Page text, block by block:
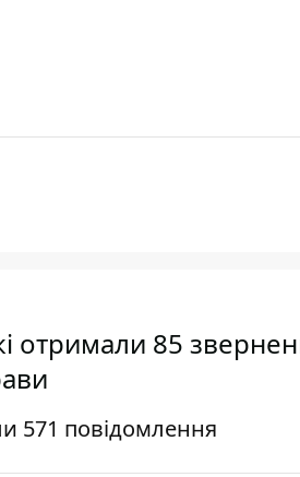
отримали 85
571 повідомлення